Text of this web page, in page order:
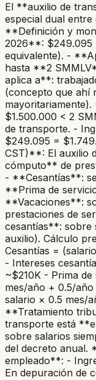
El **auxilio de
especial dual
**Definición y
2026**: $249.095
equivalente). -
hasta **2
aplica a**:
(concepto que ahí
$1.500.000 < 2
de transporte. -
$249.095 =
CST)**: El auxilio
cómputo** de
- **Cesantías**:
**Prima de
**Vacaciones**:
prestaciones de
cesantías**: sobre
auxilio). Cálculo
Cesantías =
- Intereses
~$210K - Prima
mes/año + 0.5/
salario × 0.5 mes/
**Tratamiento
transporte está
sobre salarios
del decreto anual.
empleado**: -
En depuración de